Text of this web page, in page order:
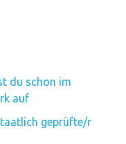
du schon im
auf
geprüfte/r